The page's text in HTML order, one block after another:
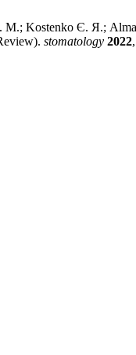
Kostenko Є. Я.;
stomatology 2022